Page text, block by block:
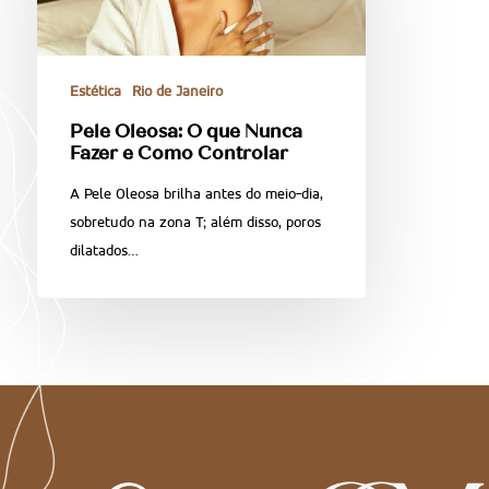
Estética Rio de Janeiro
Pele Oleosa: O que Nunca
Fazer e Como Controlar
A Pele Oleosa brilha antes do meio-dia,
sobretudo na zona T; além disso, poros
dilatados…